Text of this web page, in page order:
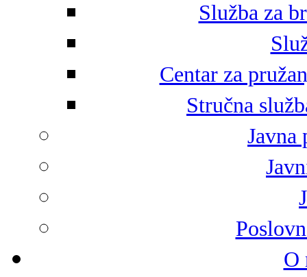
Služba za
Centar za
Stručna
Javna
O